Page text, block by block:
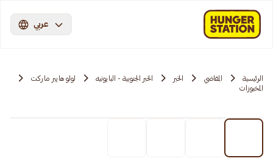
عربي
الرئيسية المقاضي الخبر الخبر الجنوبية - البايونيه
لولو هايبر ماركت
المخبوزات